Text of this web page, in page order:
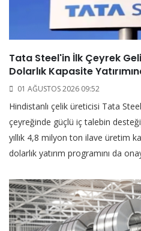
Tata Steel'in İlk Çeyrek
Dolarlık Kapasite
01 AĞUSTOS 2026 09:52
Hindistanlı çelik üreticisi Tata
çeyreğinde güçlü iç talebin
yıllık 4,8 milyon ton ilave üretim
dolarlık yatırım programını da